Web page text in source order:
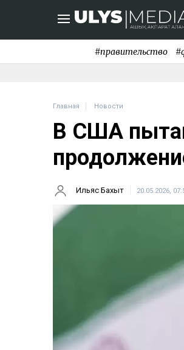
#правительство
Главная Новости
В США
Ильяс Бахыт 20.05.2026,